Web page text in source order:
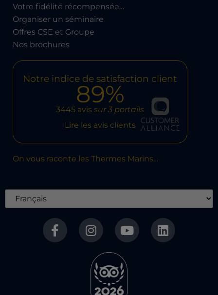
Votre fidélité récompensée…
Organiser un séminaire
Offres CSE et Groupe
Nos brochures
Notre indice de satisfaction client
89%
3445 avis sur 3 portails
Lire les avis clients
On vous raconte les Thermes Marins…